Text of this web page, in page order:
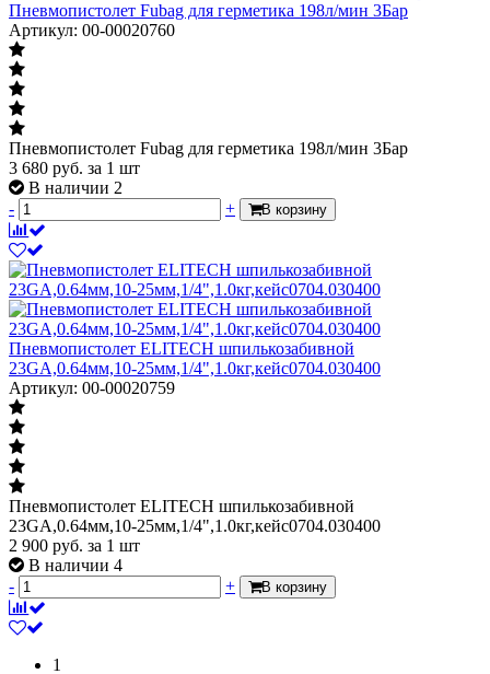
Пневмопистолет Fubag для герметика 198л/мин 3Бар
Артикул: 00-00020760
Пневмопистолет Fubag для герметика 198л/мин 3Бар
3 680 руб. за 1 шт
В наличии 2
-
+ В корзину
Пневмопистолет ELITECH шпилькозабивной
23GA,0.64мм,10-25мм,1/4",1.0кг,кейс0704.030400
Артикул: 00-00020759
Пневмопистолет ELITECH шпилькозабивной
23GA,0.64мм,10-25мм,1/4",1.0кг,кейс0704.030400
2 900 руб. за 1 шт
В наличии 4
-
+ В корзину
1